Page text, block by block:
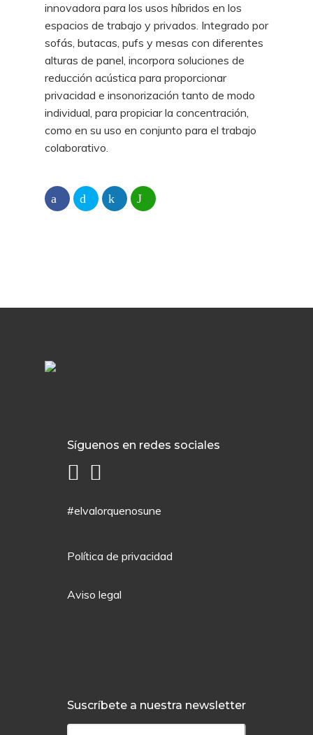
innovadora para los usos híbridos en los
espacios de trabajo y privados. Integrado por
sofás, butacas, pufs y mesas con diferentes
alturas de panel, incorpora soluciones de
reducción acústica para proporcionar
privacidad e insonorización tanto de modo
individual, para propiciar la concentración,
como en su uso en conjunto para el trabajo
colaborativo.
Síguenos en redes sociales
#elvalorquenosune
Política de privacidad
Aviso legal
Suscríbete a nuestra newsletter